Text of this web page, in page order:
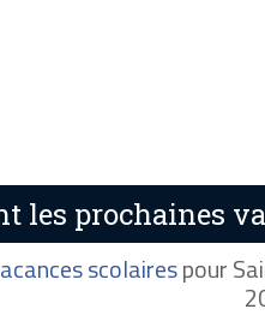
les prochaines
scolairespour